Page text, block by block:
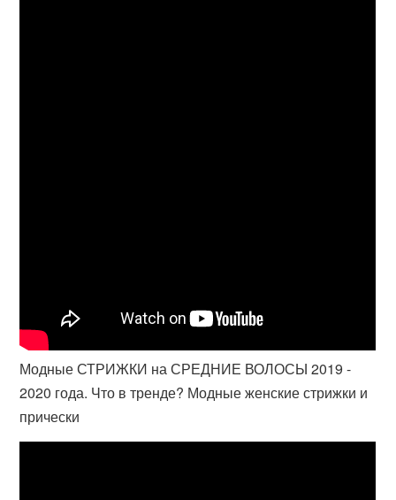
Модные СТРИЖКИ на СРЕДНИЕ ВОЛОСЫ 2019 -
2020 года. Что в тренде? Модные женские стрижки и
прически